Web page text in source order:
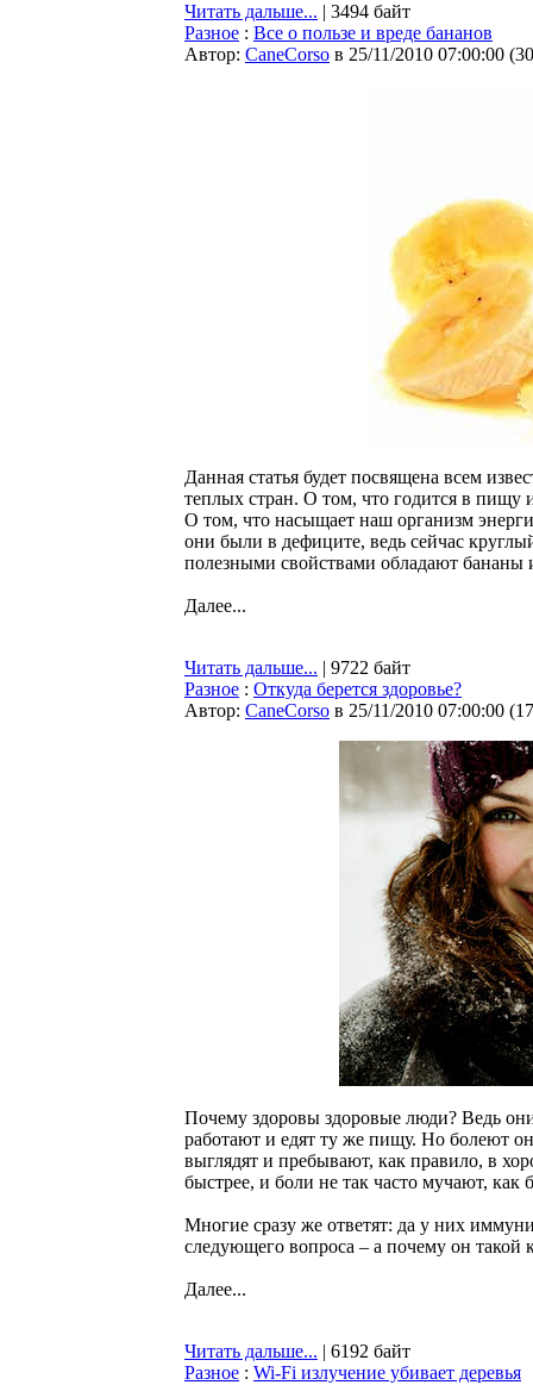
Читать дальше... | 3494 байт
Разное : Все о пользе и вреде бананов
Автор: CaneCorso в 25/11/2010 07:00:00 (
Данная статья будет посвящена всем
теплых стран. О том, что годится в пищу
О том, что насыщает наш организм
они были в дефиците, ведь сейчас
полезными свойствами обладают бананы
Далее...
Читать дальше... | 9722 байт
Разное : Откуда берется здоровье?
Автор: CaneCorso в 25/11/2010 07:00:00 (
Почему здоровы здоровые люди? Ведь
работают и едят ту же пищу. Но болеют
выглядят и пребывают, как правило, в
быстрее, и боли не так часто мучают, как
Многие сразу же ответят: да у них
следующего вопроса – а почему он такой
Далее...
Читать дальше... | 6192 байт
Разное : Wi-Fi излучение убивает деревья